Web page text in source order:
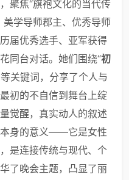
聚焦“旗袍文化的当代传
学导师郡主、优秀导师
届优秀选手、亚军获得
同台对话。她们围绕“初
等关键词，分享了个人与
初的不自信到舞台上绽
觉醒，真实动人的叙述
本身的意义——它是女性
是连接传统与现代、个
了晚会主题，凸显了丽